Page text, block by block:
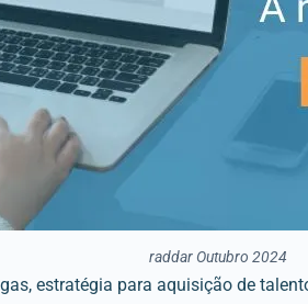
raddar Outubro 2024
estratégia para aquisição de